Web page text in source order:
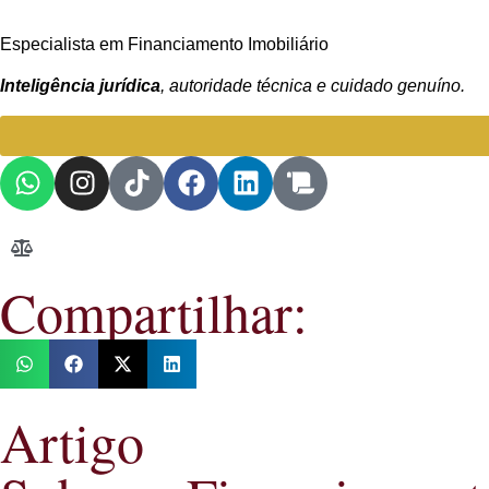
Especialista em Financiamento Imobiliário
Inteligência jurídica, autoridade técnica e cuidado genuíno.
Compartilhar:
Artigo